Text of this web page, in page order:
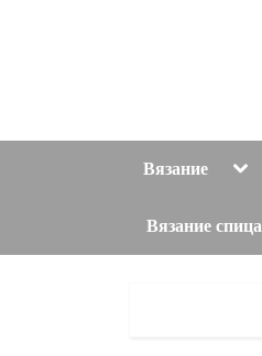
Вязание
Вязание